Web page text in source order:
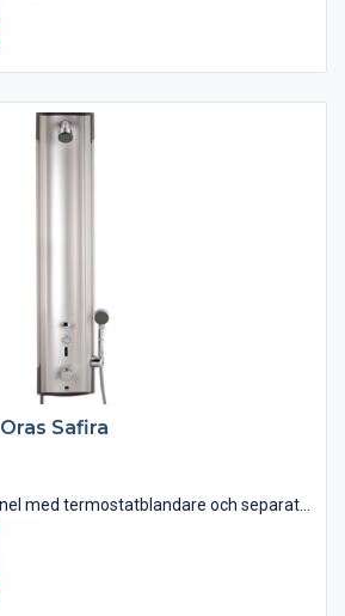
Safira
med termostatblandare och separat
på panelen för individuell inställning
startas...